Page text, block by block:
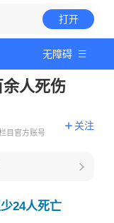
打开
无障碍
人死伤
目官方账号
关注
24人死亡